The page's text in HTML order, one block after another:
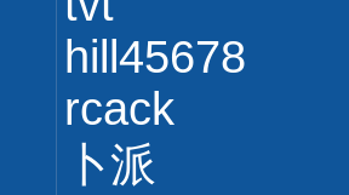
hill45678
rcack
卜派